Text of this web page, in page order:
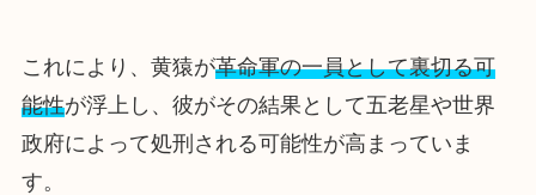
これにより、黄猿が革命軍の一員として裏切る可
能性が浮上し、彼がその結果として五老星や世界
政府によって処刑される可能性が高まっていま
す。